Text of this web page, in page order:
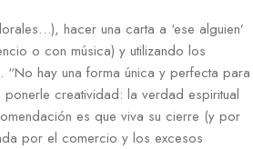
hacer una carta a ‘ese alguien’
o con música) y utilizando los
hay una forma única y perfecta para
creatividad: la verdad espiritual
es que viva su cierre (y por
por el comercio y los excesos